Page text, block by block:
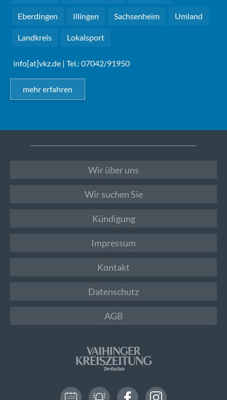
Eberdingen Illingen Sachsenheim Umland
Landkreis Lokalsport
info[at]vkz.de | Tel.: 07042/91950
mehr erfahren
Wir über uns
Wir suchen Sie
Kündigung
Impressum
Kontakt
Datenschutz
AGB